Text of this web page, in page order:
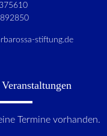
stiftung.de
Termine vorhanden.